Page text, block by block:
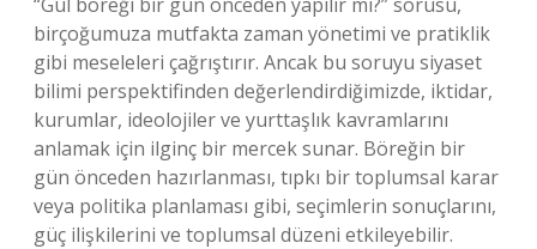
birçoğumuza mutfakta zaman yönetimi ve pratiklik
gibi meseleleri çağrıştırır. Ancak bu soruyu siyaset
bilimi perspektifinden değerlendirdiğimizde, iktidar,
kurumlar, ideolojiler ve yurttaşlık kavramlarını
anlamak için ilginç bir mercek sunar. Böreğin bir
gün önceden hazırlanması, tıpkı bir toplumsal karar
veya politika planlaması gibi, seçimlerin sonuçlarını,
güç ilişkilerini ve toplumsal düzeni etkileyebilir.